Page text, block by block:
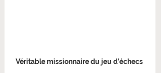
Véritable missionnaire du jeu d’échecs